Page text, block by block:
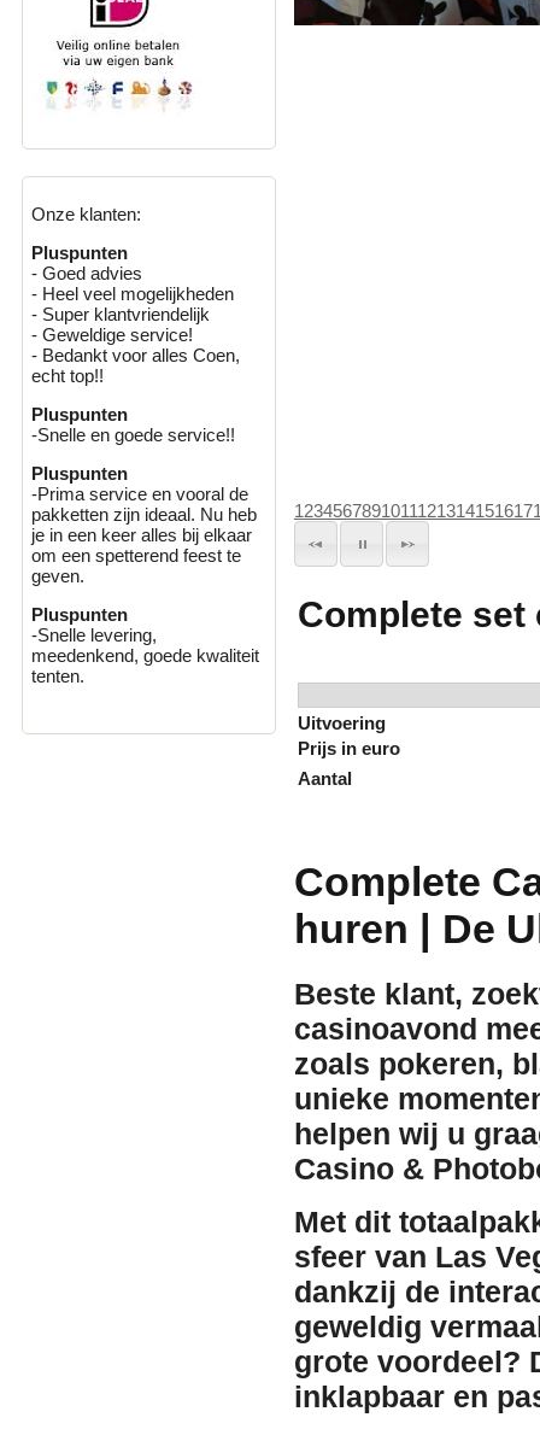
Onze klanten:
Pluspunten
- Goed advies
- Heel veel mogelijkheden
- Super klantvriendelijk
- Geweldige service!
- Bedankt voor alles Coen,
echt top!!
Pluspunten
-Snelle en goede service!!
Pluspunten
-Prima service en vooral de
pakketten zijn ideaal. Nu heb
je in een keer alles bij elkaar
om een spetterend feest te
geven.
Pluspunten
-Snelle levering,
meedenkend, goede kwaliteit
tenten.
1234567891011121314151617
Complete
Uitvoering
Prijs in euro
Aantal
Complete
huren | De
Beste klant,
casinoavond
zoals pokeren,
unieke
helpen wij u
Casino &
Met dit
sfeer van Las
dankzij de
geweldig
grote voordeel?
inklapbaar en